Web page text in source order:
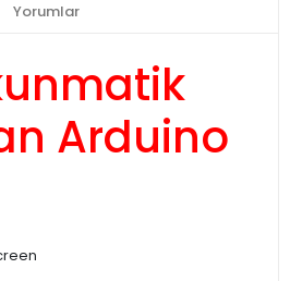
Yorumlar
Arduino